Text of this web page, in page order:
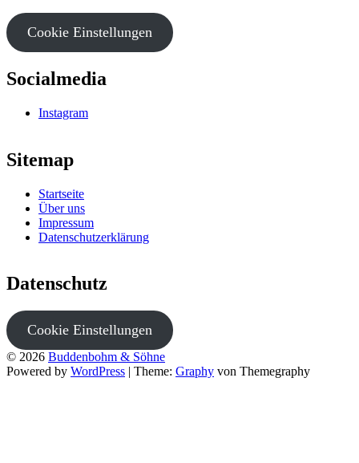
Cookie Einstellungen
Socialmedia
Instagram
Sitemap
Startseite
Über uns
Impressum
Datenschutzerklärung
Datenschutz
Cookie Einstellungen
© 2026 Buddenbohm & Söhne
Powered by WordPress | Theme: Graphy von Themegraphy